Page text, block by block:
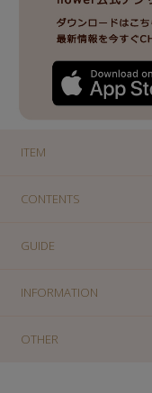
ITEM
CONTENTS
GUIDE
INFORMATION
OTHER